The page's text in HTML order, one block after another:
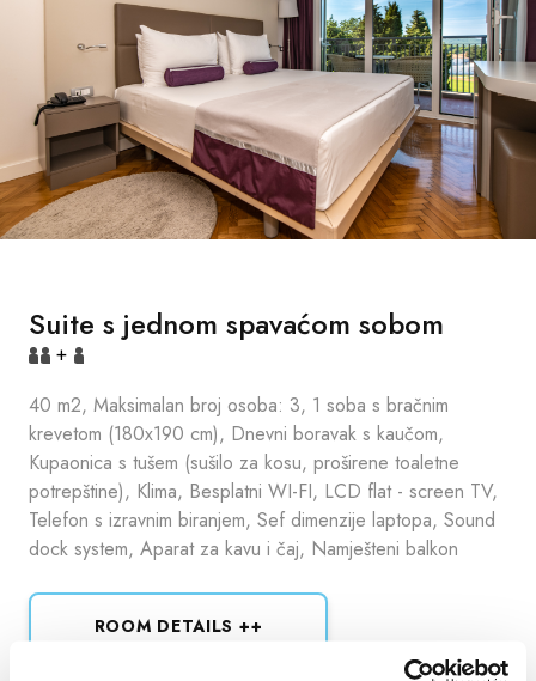
Suite s jednom spavaćom sobom
+
40 m2, Maksimalan broj osoba: 3, 1 soba s bračnim
krevetom (180x190 cm), Dnevni boravak s kaučom,
Kupaonica s tušem (sušilo za kosu, proširene toaletne
potrepštine), Klima, Besplatni WI-FI, LCD flat - screen TV,
Telefon s izravnim biranjem, Sef dimenzije laptopa, Sound
dock system, Aparat za kavu i čaj, Namješteni balkon
ROOM DETAILS ++